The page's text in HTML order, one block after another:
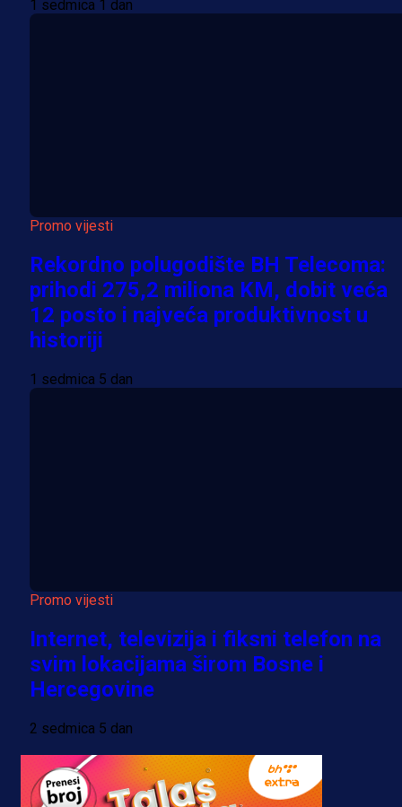
1 sedmica 1 dan
Promo vijesti
Rekordno polugodište BH Telecoma:
prihodi 275,2 miliona KM, dobit veća
12 posto i najveća produktivnost u
historiji
1 sedmica 5 dan
Promo vijesti
Internet, televizija i fiksni telefon na
svim lokacijama širom Bosne i
Hercegovine
2 sedmica 5 dan